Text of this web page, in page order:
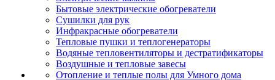
Бытовые электрические обогреватели
Сушилки для рук
Инфракрасные обогреватели
Тепловые пушки и теплогенераторы
Водяные тепловентиляторы и дестратификаторы
Воздушные и тепловые завесы
Отопление и теплые полы для Умного дома